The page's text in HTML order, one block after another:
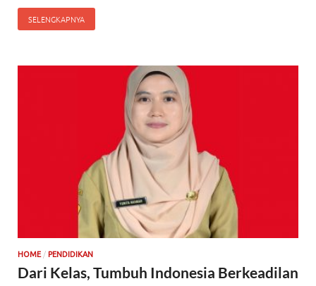
SELENGKAPNYA
HOME/ PENDIDIKAN
Dari Kelas, Tumbuh Indonesia Berkeadilan